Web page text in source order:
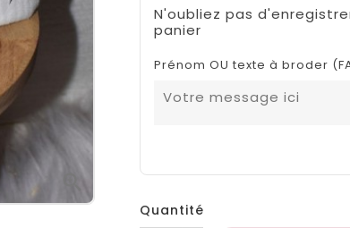

N'oubliez pas
panier
Prénom OU texte à broder
Quantité